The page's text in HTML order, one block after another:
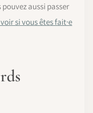
aussi passer
si vous êtes fait·e